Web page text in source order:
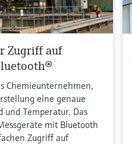
Zugriff auf
Chemieunternehmen,
eine genaue
und Temperatur. Das
mit Bluetooth
Zugriff auf